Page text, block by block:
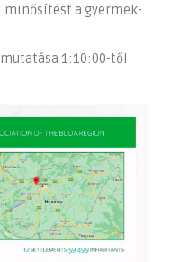
minősítést a gyermek-
1:10:00-től